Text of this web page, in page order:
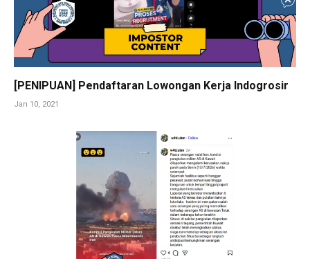
[PENIPUAN] Pendaftaran Lowongan Kerja Indogrosir
Jan 10, 2021